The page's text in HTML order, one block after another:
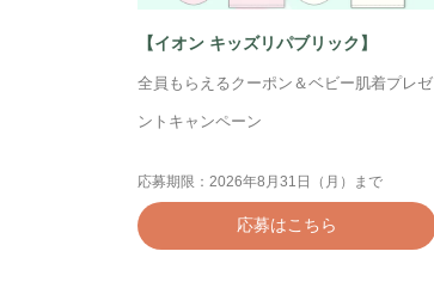
【イオン キッズリパブリック】
全員もらえるクーポン＆ベビー肌着プレゼ
ントキャンペーン
応募期限：2026年8月31日（月）まで
応募はこちら